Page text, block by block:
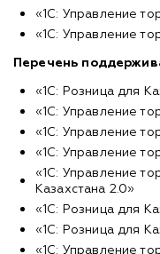
«1С: Управление
«1С: Управление
Перечень
«1С: Розница для
«1С: Управление
«1С: Управление
«1С: Управление
«1С: Управление
Казахстана 2.0»
«1С: Розница для
«1С: Розница для
«1С: Управление